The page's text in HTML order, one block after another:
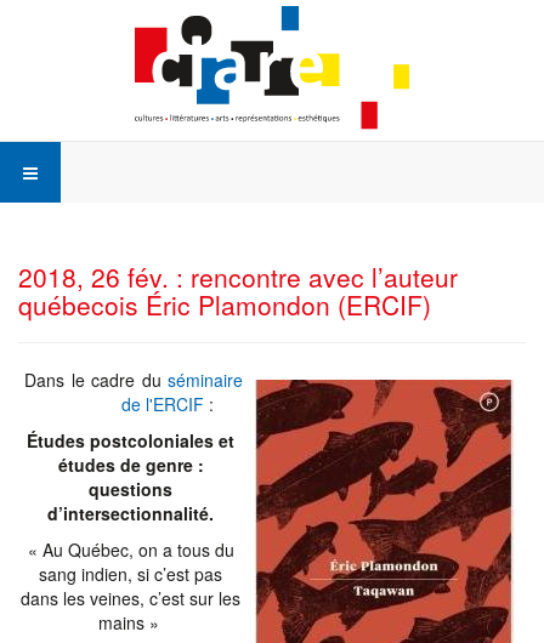
2018, 26 fév. : rencontre avec l’auteur
québecois Éric Plamondon (ERCIF)
Dans le cadre du séminaire
de l'ERCIF :
Études postcoloniales et
études de genre :
questions
d’intersectionnalité.
« Au Québec, on a tous du
sang indien, si c’est pas
dans les veines, c’est sur les
mains »